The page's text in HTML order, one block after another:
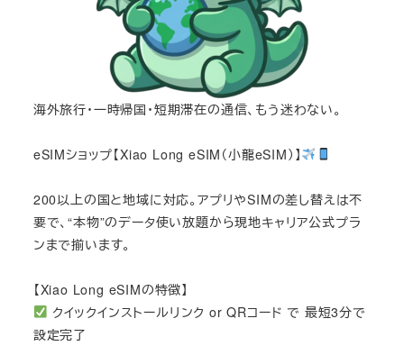
海外旅行・一時帰国・短期滞在の通信、もう迷わない。
eSIMショップ【Xiao Long eSIM（小龍eSIM）】
200以上の国と地域に対応。アプリやSIMの差し替えは不
要で、“本物”のデータ使い放題から現地キャリア公式プラ
ンまで揃います。
【Xiao Long eSIMの特徴】
クイックインストールリンク or QRコード で 最短3分で
設定完了